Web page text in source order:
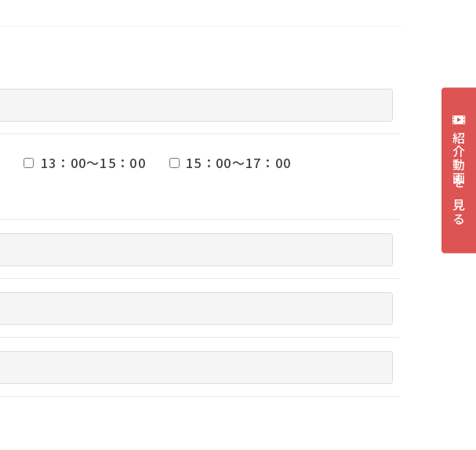
紹介動画を見る
13：00～15：00
15：00～17：00